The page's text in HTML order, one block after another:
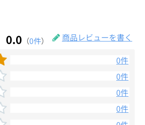
0.0 （0件）
商品レビューを書く
0件
0件
0件
0件